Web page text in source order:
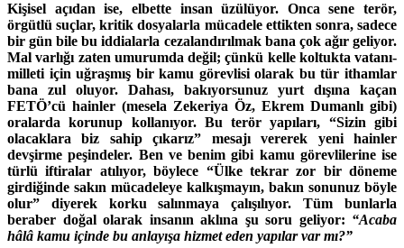
Kişisel açıdan ise, elbette insan üzülüyor. Onca sene terör,
örgütlü suçlar, kritik dosyalarla mücadele ettikten sonra, sadece
bir gün bile bu iddialarla cezalandırılmak bana çok ağır geliyor.
Mal varlığı zaten umurumda değil; çünkü kelle koltukta vatanı-
milleti için uğraşmış bir kamu görevlisi olarak bu tür ithamlar
bana zul oluyor. Dahası, bakıyorsunuz yurt dışına kaçan
FETÖ’cü hainler (mesela Zekeriya Öz, Ekrem Dumanlı gibi)
oralarda korunup kollanıyor. Bu terör yapıları, “Sizin gibi
olacaklara biz sahip çıkarız” mesajı vererek yeni hainler
devşirme peşindeler. Ben ve benim gibi kamu görevlilerine ise
türlü iftiralar atılıyor, böylece “Ülke tekrar zor bir döneme
girdiğinde sakın mücadeleye kalkışmayın, bakın sonunuz böyle
olur” diyerek korku salınmaya çalışılıyor. Tüm bunlarla
beraber doğal olarak insanın aklına şu soru geliyor: “Acaba
hâlâ kamu içinde bu anlayışa hizmet eden yapılar var mı?”